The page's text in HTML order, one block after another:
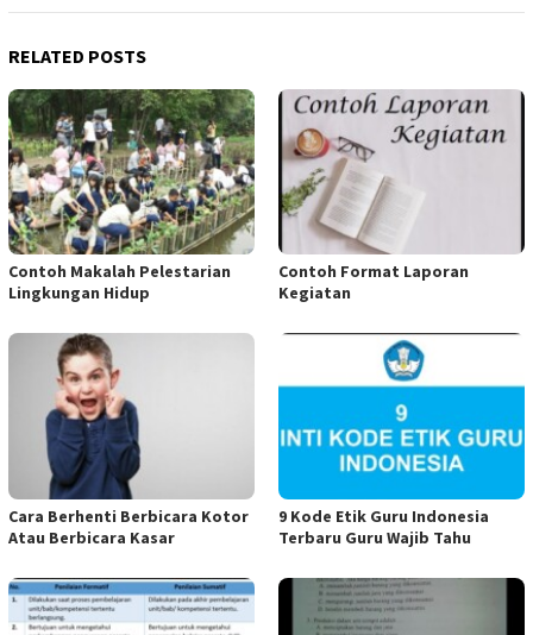
RELATED POSTS
Contoh Makalah Pelestarian
Lingkungan Hidup
Contoh Format Laporan
Kegiatan
Cara Berhenti Berbicara Kotor
Atau Berbicara Kasar
9 Kode Etik Guru Indonesia
Terbaru Guru Wajib Tahu